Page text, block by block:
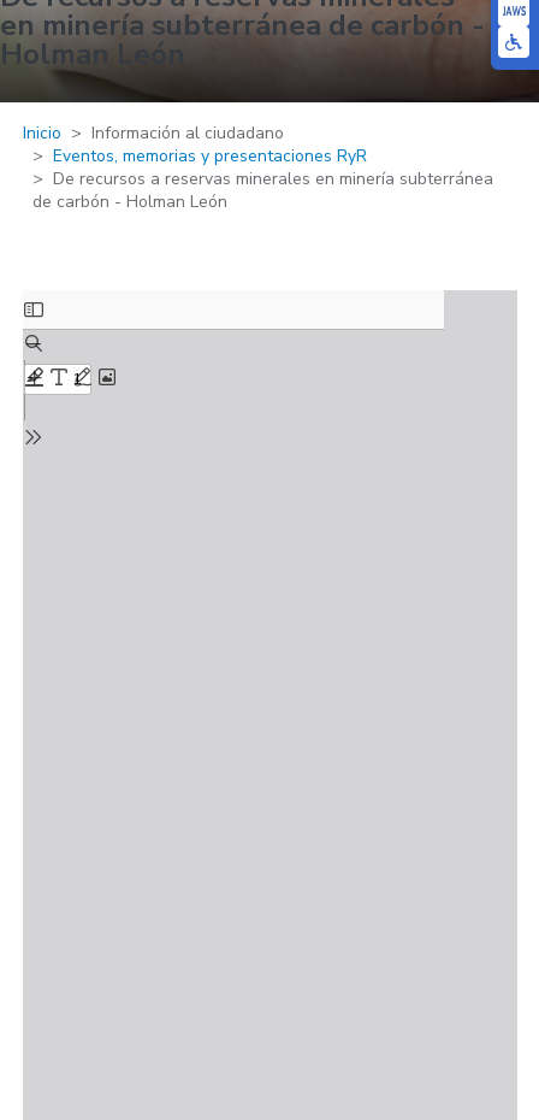
en minería subterránea de carbón -
Holman León
Inicio
Información al ciudadano
Eventos, memorias y presentaciones RyR
De recursos a reservas minerales en minería subterránea
de carbón - Holman León